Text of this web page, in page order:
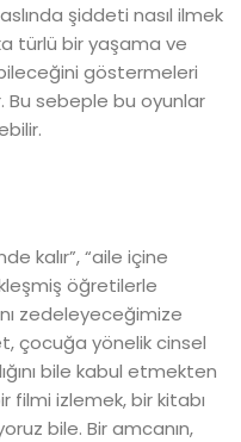
şiddeti nasıl ilmek
türlü bir yaşama ve
göstermeleri
Bu sebeple bu oyunlar
kalır”, “aile içine
öğretilerle
zedeleyeceğimize
çocuğa yönelik cinsel
bile kabul etmekten
filmi izlemek, bir kitabı
bile. Bir amcanın,